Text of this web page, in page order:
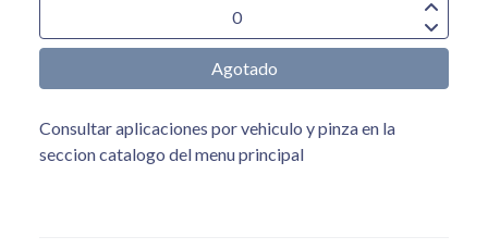
Agotado
Consultar aplicaciones por vehiculo y pinza en la
seccion catalogo del menu principal